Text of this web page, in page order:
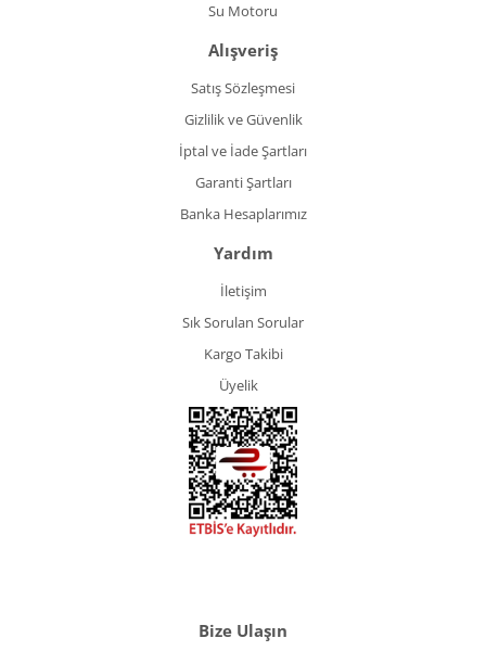
Su Motoru
Alışveriş
Satış Sözleşmesi
Gizlilik ve Güvenlik
İptal ve İade Şartları
Garanti Şartları
Banka Hesaplarımız
Yardım
İletişim
Sık Sorulan Sorular
Kargo Takibi
Üyelik
Bize Ulaşın